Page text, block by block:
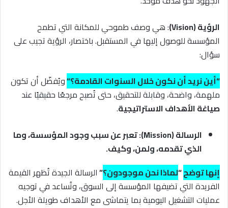
الرؤية (Vision)
: هي وصف طموحي للمكانة التي تطمح
المؤسسة للوصول إليها في المستقبل. باختصار، الرؤية تجيب على
سؤال:
“أين نريد أن نكون خلال السنوات القادمة؟“ويُفضّل أن تكون
ملهمة، واضحة، وقابلة للتحقيق، حتى تُصبح مرجعًا حقيقيًا عند
صياغة الأهداف الاستراتيجية.
الرسالة (Mission): تعبر عن سبب وجود المؤسسة، وما
الذي تقدمه، ولمن، وكيف.
إنها توضح“لماذا نحن موجودون؟”الرسالة الجيدة تُظهر القيمة
الفريدة التي تضيفها المؤسسة إلى السوق، وتُساعد في توجيه
عمليات التشغيل اليومية بما يتماشى مع الأهداف طويلة الأجل.